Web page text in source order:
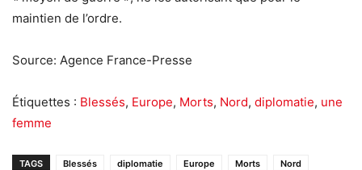
maintien de l’ordre.
Source: Agence France-Presse
Étiquettes : Blessés, Europe, Morts, Nord, diplomatie, une
femme
TAGS Blessés diplomatie Europe Morts
Nord